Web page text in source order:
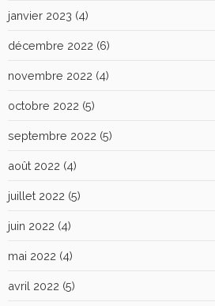
janvier 2023 (4)
décembre 2022 (6)
novembre 2022 (4)
octobre 2022 (5)
septembre 2022 (5)
août 2022 (4)
juillet 2022 (5)
juin 2022 (4)
mai 2022 (4)
avril 2022 (5)